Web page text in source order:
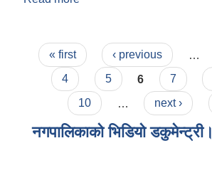
Pages
« first ‹ previous
4
5 6 7
10
next ›
नगपालिकाको भिडियो डकुमेन्ट्री।